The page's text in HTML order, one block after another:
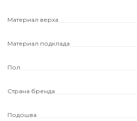
Материал верха
Материал подклада
Пол
Страна бренда
Подошва